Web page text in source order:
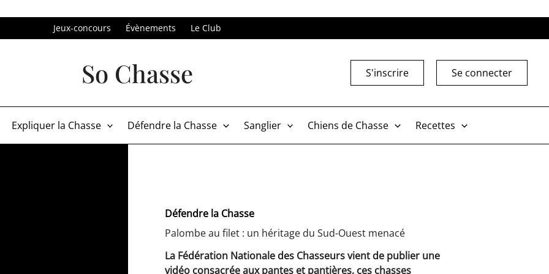
Jeux-concours Évènements Le Club
So Chasse S'inscrire Se connecter
Expliquer la Chasse Défendre la Chasse Sanglier Chiens de Chasse Recettes
Défendre la Chasse
Palombe au filet : un héritage du Sud-Ouest menacé
La Fédération Nationale des Chasseurs vient de publier une
vidéo consacrée aux pantes et pantières, ces chasses